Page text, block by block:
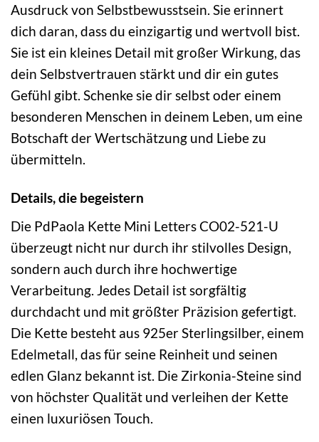
Ausdruck von Selbstbewusstsein. Sie erinnert
dich daran, dass du einzigartig und wertvoll bist.
Sie ist ein kleines Detail mit großer Wirkung, das
dein Selbstvertrauen stärkt und dir ein gutes
Gefühl gibt. Schenke sie dir selbst oder einem
besonderen Menschen in deinem Leben, um eine
Botschaft der Wertschätzung und Liebe zu
übermitteln.
Details, die begeistern
Die PdPaola Kette Mini Letters CO02-521-U
überzeugt nicht nur durch ihr stilvolles Design,
sondern auch durch ihre hochwertige
Verarbeitung. Jedes Detail ist sorgfältig
durchdacht und mit größter Präzision gefertigt.
Die Kette besteht aus 925er Sterlingsilber, einem
Edelmetall, das für seine Reinheit und seinen
edlen Glanz bekannt ist. Die Zirkonia-Steine sind
von höchster Qualität und verleihen der Kette
einen luxuriösen Touch.